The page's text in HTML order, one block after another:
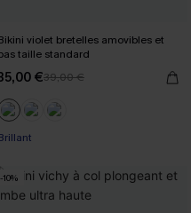
violet bretelles amovibles et
taille standard
€39,00 €
-10%